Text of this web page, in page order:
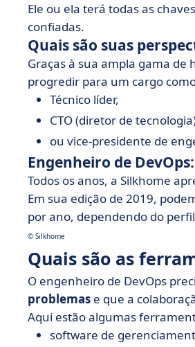
Ele ou ela terá todas as
confiadas.
Quais são suas
Graças à sua ampla gama de
progredir para um cargo
Técnico líder,
CTO (diretor de
ou vice-presidente de
Engenheiro de
Todos os anos, a Silkhome
Em sua edição de 2019,
por ano, dependendo do perfil
© Silkhome
Quais são as
O engenheiro de DevOps
problemas e que a
Aqui estão algumas
software de